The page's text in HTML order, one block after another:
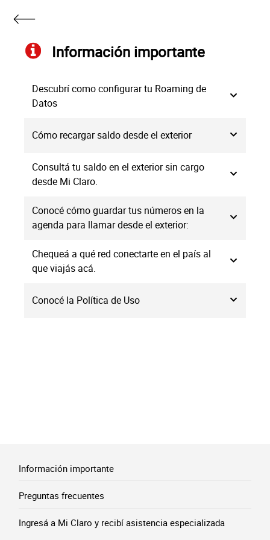
Información importante
Descubrí como configurar tu Roaming de
Datos
Cómo recargar saldo desde el exterior
Consultá tu saldo en el exterior sin cargo
desde Mi Claro.
Conocé cómo guardar tus números en la
agenda para llamar desde el exterior:
Chequeá a qué red conectarte en el país al
que viajás acá.
Conocé la Política de Uso
Información importante
Preguntas frecuentes
Ingresá a Mi Claro y recibí asistencia especializada